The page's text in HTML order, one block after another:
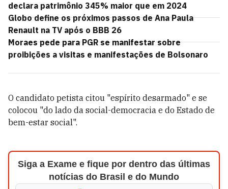
declara patrimônio 345% maior que em 2024
Globo define os próximos passos de Ana Paula
Renault na TV após o BBB 26
Moraes pede para PGR se manifestar sobre
proibições a visitas e manifestações de Bolsonaro
O candidato petista citou "espírito desarmado" e se
colocou "do lado da social-democracia e do Estado de
bem-estar social".
Siga a Exame e fique por dentro das últimas
notícias do Brasil e do Mundo